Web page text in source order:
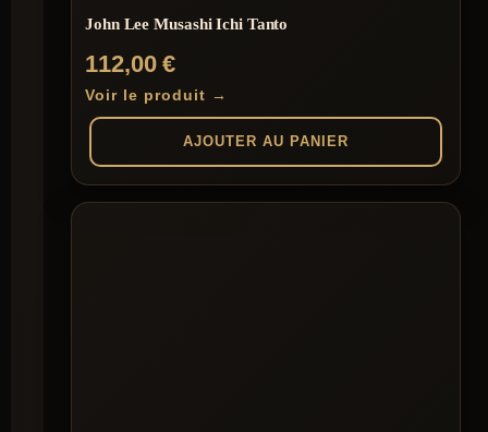
John Lee Musashi Ichi Tanto
112,00€
Voir le produit →
AJOUTER AU PANIER